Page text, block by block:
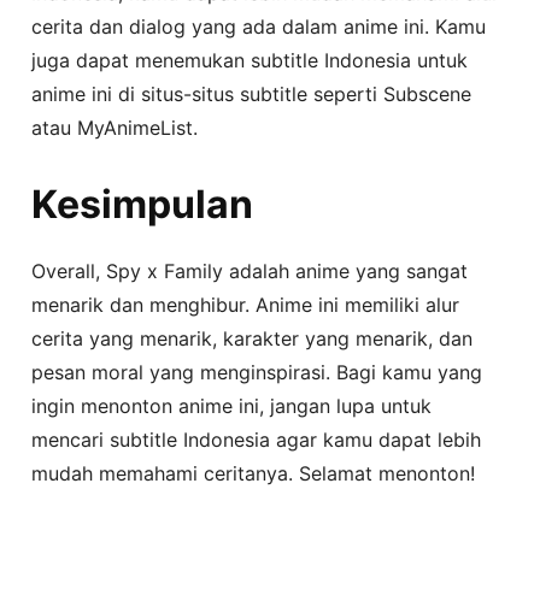
cerita dan dialog yang ada dalam anime ini. Kamu
juga dapat menemukan subtitle Indonesia untuk
anime ini di situs-situs subtitle seperti Subscene
atau MyAnimeList.
Kesimpulan
Overall, Spy x Family adalah anime yang sangat
menarik dan menghibur. Anime ini memiliki alur
cerita yang menarik, karakter yang menarik, dan
pesan moral yang menginspirasi. Bagi kamu yang
ingin menonton anime ini, jangan lupa untuk
mencari subtitle Indonesia agar kamu dapat lebih
mudah memahami ceritanya. Selamat menonton!